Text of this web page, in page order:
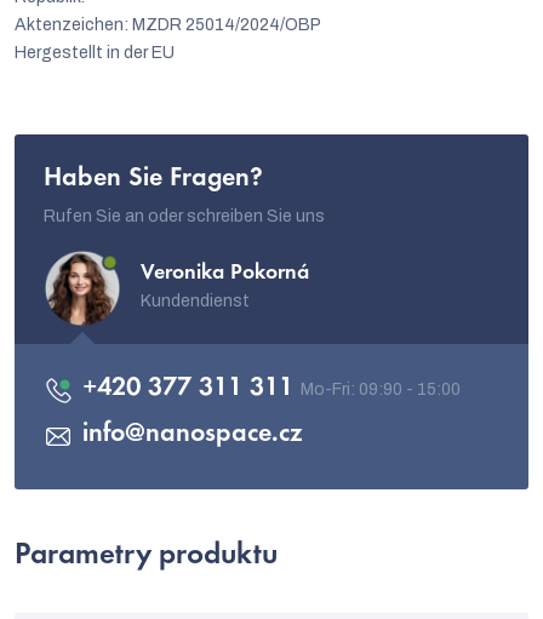
Aktenzeichen: MZDR 25014/2024/OBP
Hergestellt in der EU
Haben Sie Fragen?
Rufen Sie an oder schreiben Sie uns
Veronika Pokorná
Kundendienst
info@nanospace.cz
+420 377 311 311
Parametry produktu